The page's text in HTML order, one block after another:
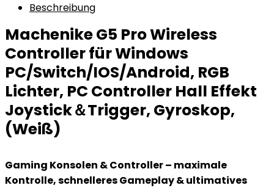
Beschreibung
Machenike G5 Pro Wireless
Controller für Windows
PC/Switch/IOS/Android, RGB
Lichter, PC Controller Hall Effekt
Joystick＆Trigger, Gyroskop,
(Weiß)
Gaming Konsolen & Controller – maximale
Kontrolle, schnelleres Gameplay & ultimatives